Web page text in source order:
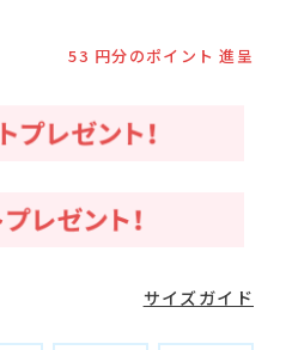
53 円分のポイント 進呈
サイズガイド